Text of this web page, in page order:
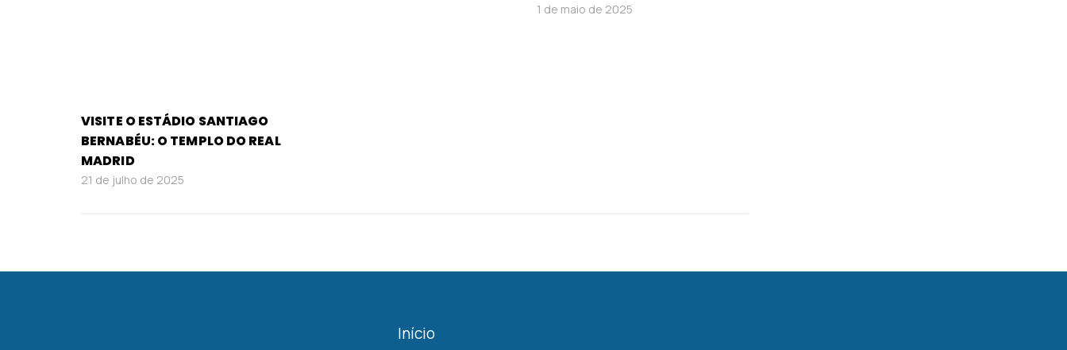
VISITE O ESTÁDIO SANTIAGO
BERNABÉU: O TEMPLO DO REAL
MADRID
21 de julho de 2025
1 de maio de 2025
Início